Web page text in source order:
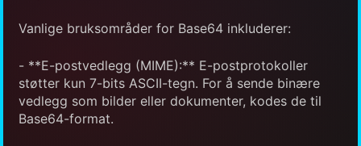
Vanlige bruksområder for Base64 inkluderer:
- **E-postvedlegg (MIME):** E-postprotokoller
støtter kun 7-bits ASCII-tegn. For å sende binære
vedlegg som bilder eller dokumenter, kodes de til
Base64-format.